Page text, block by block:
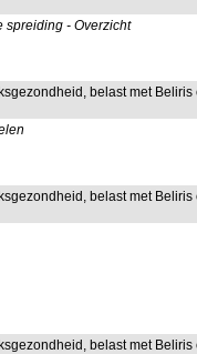
spreiding - Overzicht
belast met
belast met
belast met